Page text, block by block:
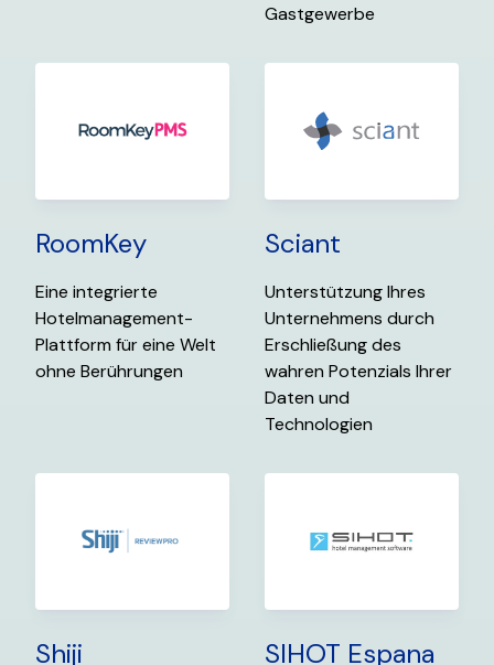
Gastgewerbe
RoomKey
Eine integrierte
Hotelmanagement-
Plattform für eine Welt
ohne Berührungen
Sciant
Unterstützung Ihres
Unternehmens durch
Erschließung des
wahren Potenzials Ihrer
Daten und
Technologien
Shiji SIHOT Espana